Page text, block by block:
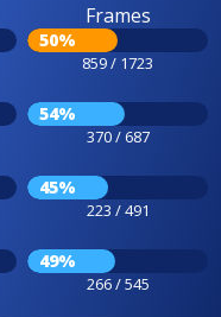
Frames
50%
859 / 1723
54%
370 / 687
45%
223 / 491
49%
266 / 545